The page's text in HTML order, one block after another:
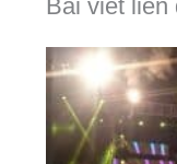
Bài viết liên